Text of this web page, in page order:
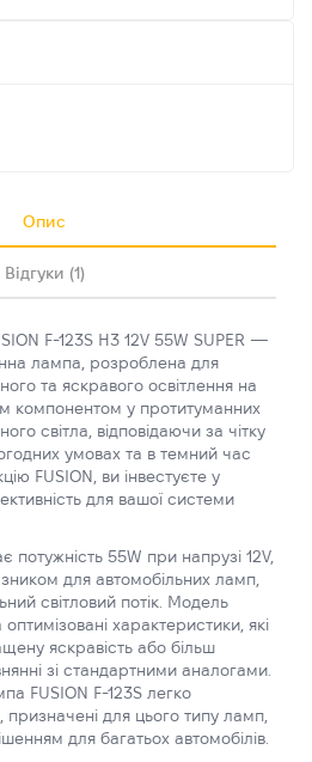
Опис
Відгуки (1)
F-123S H3 12V 55W SUPER —
лампа, розроблена для
та яскравого освітлення на
компонентом у протитуманних
світла, відповідаючи за чітку
умовах та в темний час
FUSION, ви інвестуєте у
для вашої системи
потужність 55W при напрузі 12V,
для автомобільних ламп,
світловий потік. Модель
характеристики, які
яскравість або більш
зі стандартними аналогами.
FUSION F-123S легко
для цього типу ламп,
для багатьох автомобілів.